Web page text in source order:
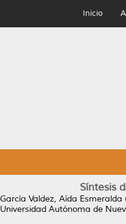
Inicio
Síntesis
García Valdez, Aída Esmeralda
Universidad Autónoma de